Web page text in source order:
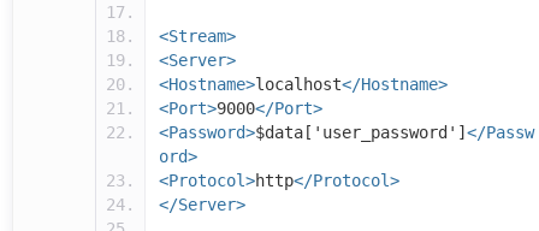
<Stream>
<Server>
<Hostname>localhost</Hostname>
<Port>9000</Port>
<Password>$data['user_password'] </Passw
ord>
<Protocol>http</Protocol>
</Server>